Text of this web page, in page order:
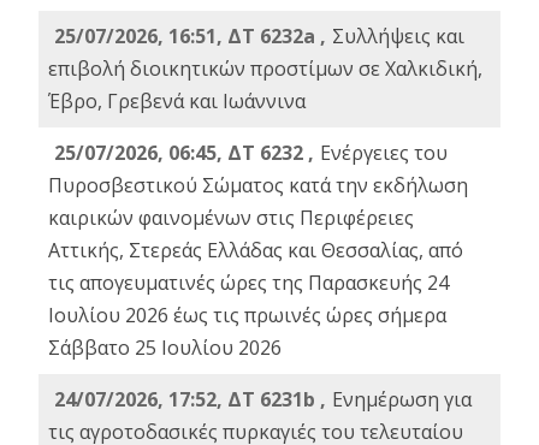
25/07/2026, 16:51, ΔΤ 6232a , Συλλήψεις και
επιβολή διοικητικών προστίμων σε Χαλκιδική,
Έβρο, Γρεβενά και Ιωάννινα
25/07/2026, 06:45, ΔΤ 6232 , Ενέργειες του
Πυροσβεστικού Σώματος κατά την εκδήλωση
καιρικών φαινομένων στις Περιφέρειες
Αττικής, Στερεάς Ελλάδας και Θεσσαλίας, από
τις απογευματινές ώρες της Παρασκευής 24
Ιουλίου 2026 έως τις πρωινές ώρες σήμερα
Σάββατο 25 Ιουλίου 2026
24/07/2026, 17:52, ΔΤ 6231b , Ενημέρωση για
τις αγροτοδασικές πυρκαγιές του τελευταίου